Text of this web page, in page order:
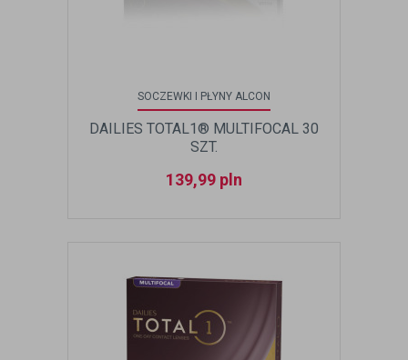
SOCZEWKI I PŁYNY ALCON
DAILIES TOTAL1® MULTIFOCAL 30
SZT.
139,99 pln